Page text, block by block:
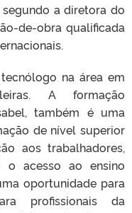
a diretora do
de-obra qualificada
na área em
A formação
também é uma
de nível superior
aos trabalhadores,
o acesso ao ensino
oportunidade para
profissionais da